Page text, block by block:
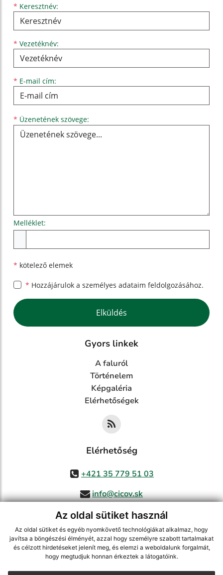
Az oldal sütiket használ
Az oldal sütiket és egyéb nyomkövető technológiákat alkalmaz, hogy
javítsa a böngészési élményét, azzal hogy személyre szabott tartalmakat
és célzott hirdetéseket jelenít meg, és elemzi a weboldalunk forgalmát,
hogy megtudjuk honnan érkeztek a látogatóink.
* Keresztnév:
Keresztnév
* Vezetéknév:
Vezetéknév
* E-mail cím:
E-mail cím
* Üzenetének szövege:
Melléklet:
* kötelező elemek
* Hozzájárulok a személyes adataim feldolgozásához.
Google reCaptcha Response
Elküldés
Gyors linkek
A faluról
Történelem
Képgaléria
Elérhetőségek
Elérhetőség
+421 35 779 51 03
info@cicov.sk
használja ki a legfrissebb információk követését az RSS funkcióval,
ECHELON 2 CMS rendszer (tartalomkezelő rendszer),Honlaptérkép
Internetes portál, webhosting,webex.digital, s.r.o.,Domain-ek